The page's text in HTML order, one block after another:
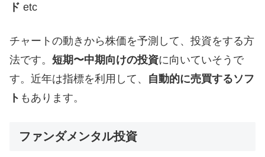
ド etc
チャートの動きから株価を予測して、投資をする方
法です。 短期〜中期向けの投資に向いていそうで
す。近年は指標を利用して、 自動的に売買するソフ
ト もあります。
ファンダメンタル投資